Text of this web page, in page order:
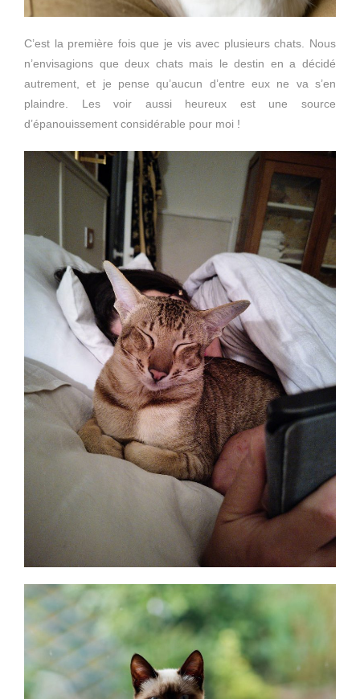
C’est la première fois que je vis avec plusieurs chats. Nous
n’envisagions que deux chats mais le destin en a décidé
autrement, et je pense qu’aucun d’entre eux ne va s’en
plaindre. Les voir aussi heureux est une source
d’épanouissement considérable pour moi !